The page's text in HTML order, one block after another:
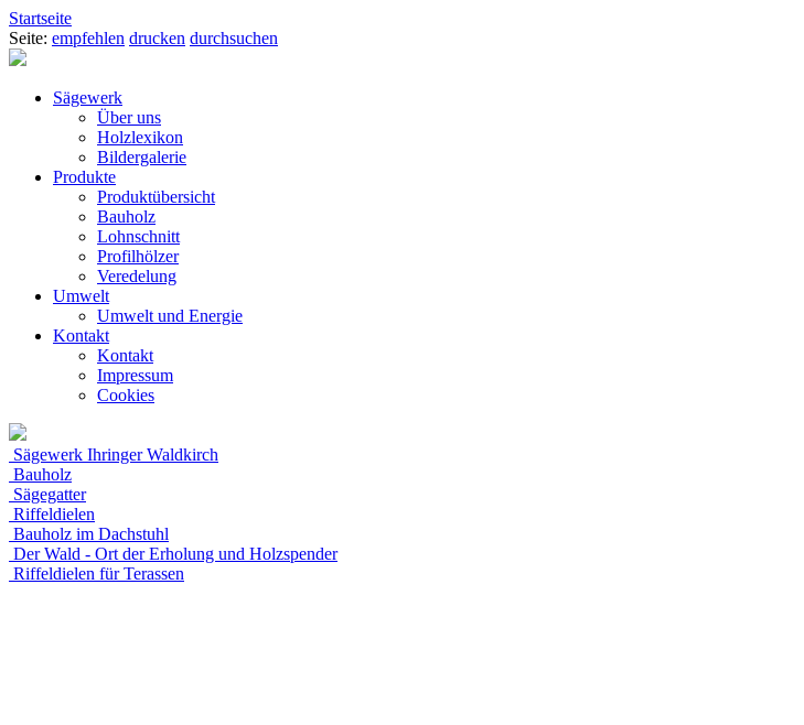
Startseite
Seite: empfehlen drucken durchsuchen
Sägewerk
Über uns
Holzlexikon
Bildergalerie
Produkte
Produktübersicht
Bauholz
Lohnschnitt
Profilhölzer
Veredelung
Umwelt
Umwelt und Energie
Kontakt
Kontakt
Impressum
Cookies
Sägewerk Ihringer Waldkirch
Bauholz
Sägegatter
Riffeldielen
Bauholz im Dachstuhl
Der Wald - Ort der Erholung und Holzspender
Riffeldielen für Terassen